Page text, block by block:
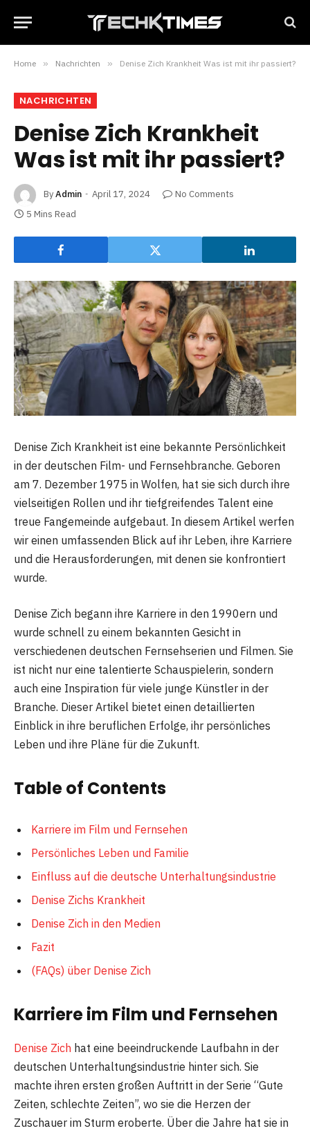
Home » Nachrichten » Denise Zich Krankheit Was ist mit ihr passiert?
NACHRICHTEN
Denise Zich Krankheit
Was ist mit ihr passiert?
ByAdmin April 17, 2024
No Comments
5 Mins Read
Denise Zich Krankheit ist eine bekannte Persönlichkeit
in der deutschen Film- und Fernsehbranche. Geboren
am 7. Dezember 1975 in Wolfen, hat sie sich durch ihre
vielseitigen Rollen und ihr tiefgreifendes Talent eine
treue Fangemeinde aufgebaut. In diesem Artikel werfen
wir einen umfassenden Blick auf ihr Leben, ihre Karriere
und die Herausforderungen, mit denen sie konfrontiert
wurde.
Denise Zich begann ihre Karriere in den 1990ern und
wurde schnell zu einem bekannten Gesicht in
verschiedenen deutschen Fernsehserien und Filmen. Sie
ist nicht nur eine talentierte Schauspielerin, sondern
auch eine Inspiration für viele junge Künstler in der
Branche. Dieser Artikel bietet einen detaillierten
Einblick in ihre beruflichen Erfolge, ihr persönliches
Leben und ihre Pläne für die Zukunft.
Table of Contents
Karriere im Film und Fernsehen
Persönliches Leben und Familie
Einfluss auf die deutsche Unterhaltungsindustrie
Denise Zichs Krankheit
Denise Zich in den Medien
Fazit
(FAQs) über Denise Zich
Karriere im Film und Fernsehen
Denise Zich hat eine beeindruckende Laufbahn in der
deutschen Unterhaltungsindustrie hinter sich. Sie
machte ihren ersten großen Auftritt in der Serie “Gute
Zeiten, schlechte Zeiten”, wo sie die Herzen der
Zuschauer im Sturm eroberte. Über die Jahre hat sie in